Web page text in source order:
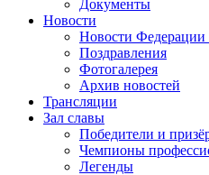
Документы
Новости
Новости Федерации
Поздравления
Фотогалерея
Архив новостей
Трансляции
Зал славы
Победители и
Чемпионы
Легенды